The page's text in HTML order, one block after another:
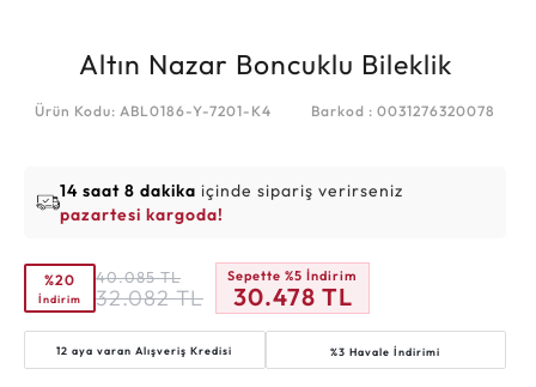
Altın Nazar Boncuklu Bileklik
Ürün Kodu: ABL0186-Y-7201-K4 Barkod : 0031276320078
14 saat 8 dakika içinde sipariş verirseniz
pazartesi kargoda!
%20
İndirim
40.085 TL
32.082 TL
Sepette %5 İndirim
30.478 TL
12 aya varanAlışveriş Kredisi %3 Havale İndirimi